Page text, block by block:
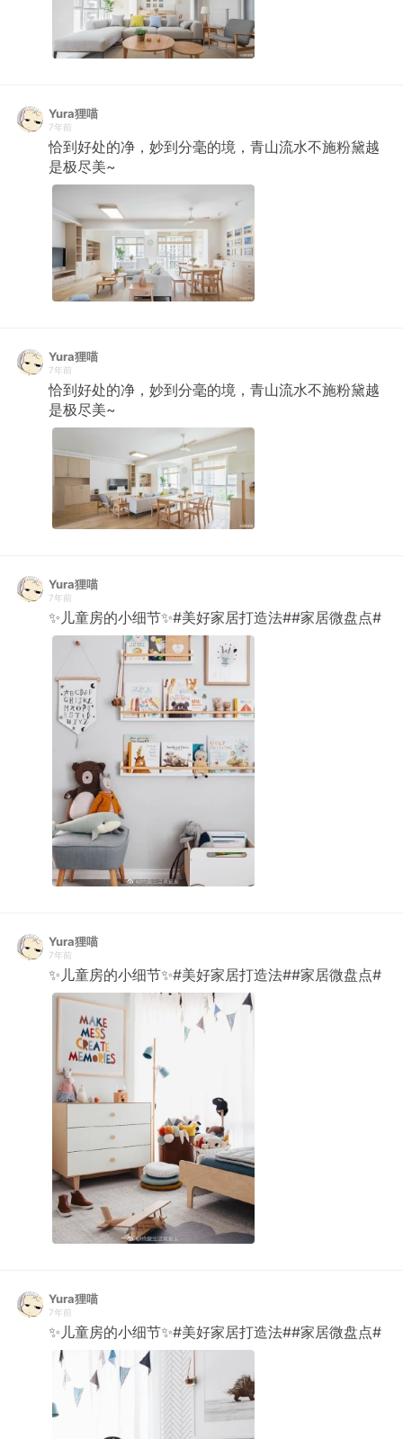
Yura狸喵
7年前
恰到好处的净，妙到分毫的境，青山流水不施粉黛越
是极尽美~ ​​​​
Yura狸喵
7年前
恰到好处的净，妙到分毫的境，青山流水不施粉黛越
是极尽美~ ​​​​
Yura狸喵
7年前
✨儿童房的小细节✨#美好家居打造法##家居微盘点# ​​​​
Yura狸喵
7年前
✨儿童房的小细节✨#美好家居打造法##家居微盘点# ​​​​
Yura狸喵
7年前
✨儿童房的小细节✨#美好家居打造法##家居微盘点# ​​​​